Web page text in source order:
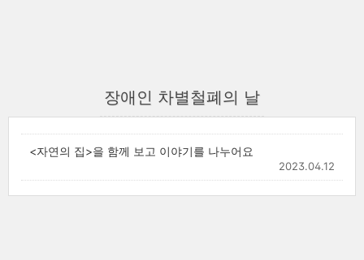
장애인 차별철폐의 날
<자연의 집>을 함께 보고 이야기를 나누어요
2023.04.12